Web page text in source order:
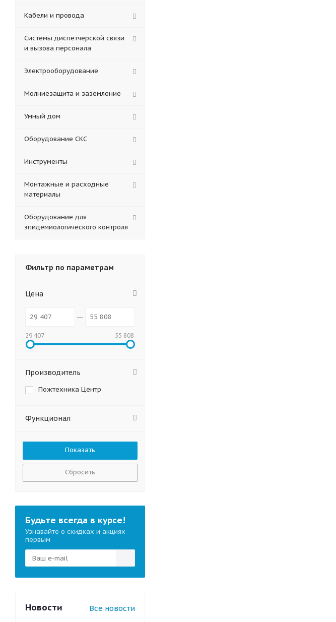
Кабели и провода
Системы диспетчерской связи
и вызова персонала
Электрооборудование
Молниезащита и заземление
Умный дом
Оборудование СКС
Инструменты
Монтажные и расходные
материалы
Оборудование для
эпидемиологического контроля
Фильтр по параметрам
Цена
29 407 55 808
Производитель
Пожтехника Центр
Функционал
Сбросить
Будьте всегда в курсе!
Узнавайте о скидках и акциях
первым
Новости Все новости